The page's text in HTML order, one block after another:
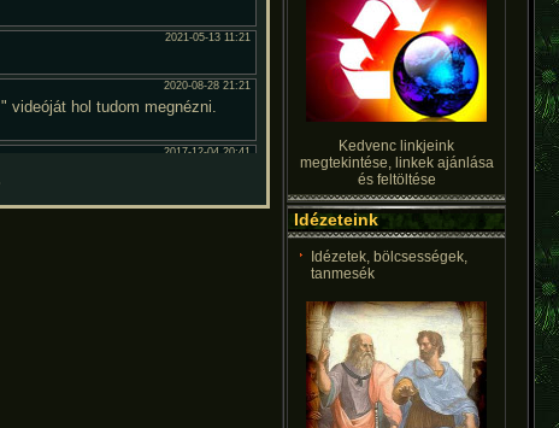
Kedvenc linkjeink
megtekintése, linkek ajánlása
és feltöltése
Idézeteink
Idézetek, bölcsességek,
tanmesék